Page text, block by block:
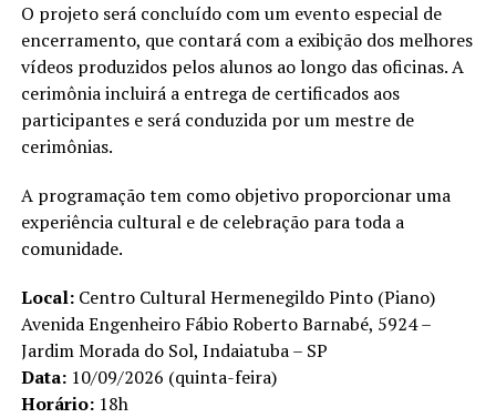
O projeto será concluído com um evento especial de
encerramento, que contará com a exibição dos melhores
vídeos produzidos pelos alunos ao longo das oficinas. A
cerimônia incluirá a entrega de certificados aos
participantes e será conduzida por um mestre de
cerimônias.
A programação tem como objetivo proporcionar uma
experiência cultural e de celebração para toda a
comunidade.
Local:Centro Cultural Hermenegildo Pinto (Piano)
Avenida Engenheiro Fábio Roberto Barnabé, 5924 –
Jardim Morada do Sol, Indaiatuba – SP
Data:10/09/2026 (quinta-feira)
Horário:18h